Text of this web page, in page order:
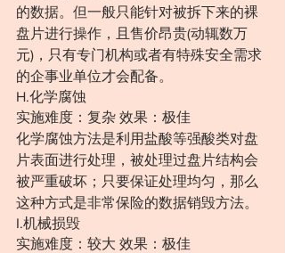
的数据。但一般只能针对被拆下来的裸
盘片进行操作，且售价昂贵(动辄数万
元)，只有专门机构或者有特殊安全需求
的企事业单位才会配备。
H.化学腐蚀
实施难度：复杂 效果：极佳
化学腐蚀方法是利用盐酸等强酸类对盘
片表面进行处理，被处理过盘片结构会
被严重破坏；只要保证处理均匀，那么
这种方式是非常保险的数据销毁方法。
I.机械损毁
实施难度：较大 效果：极佳